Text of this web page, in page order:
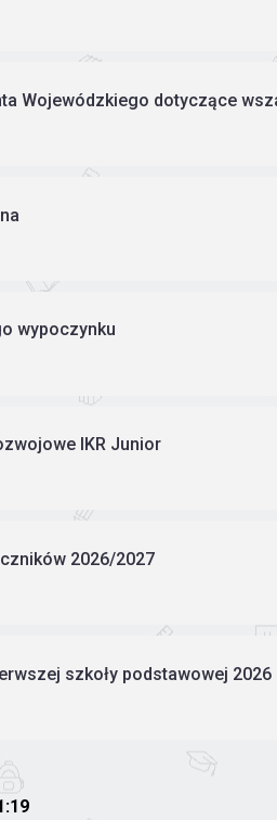
Wojewódzkiego dotyczące
wypoczynku
IKR Junior
2026/2027
szkoły podstawowej 2026